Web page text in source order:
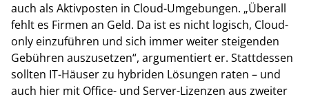
auch als Aktivposten in Cloud-Umgebungen. „Überall
fehlt es Firmen an Geld. Da ist es nicht logisch, Cloud-
only einzuführen und sich immer weiter steigenden
Gebühren auszusetzen“, argumentiert er. Stattdessen
sollten IT-Häuser zu hybriden Lösungen raten – und
auch hier mit Office- und Server-Lizenzen aus zweiter